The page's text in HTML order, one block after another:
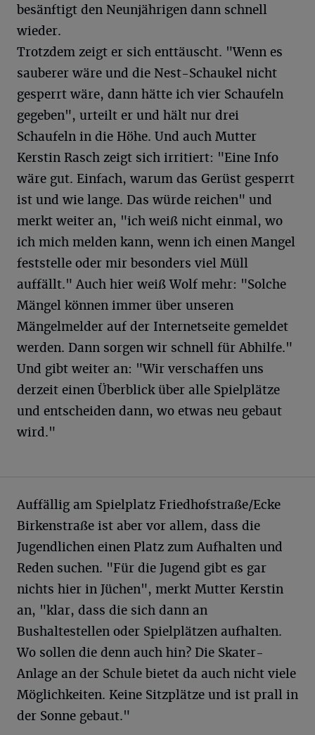
besänftigt den Neunjährigen dann schnell
wieder.
Trotzdem zeigt er sich enttäuscht. "Wenn es
sauberer wäre und die Nest-Schaukel nicht
gesperrt wäre, dann hätte ich vier Schaufeln
gegeben", urteilt er und hält nur drei
Schaufeln in die Höhe. Und auch Mutter
Kerstin Rasch zeigt sich irritiert: "Eine Info
wäre gut. Einfach, warum das Gerüst gesperrt
ist und wie lange. Das würde reichen" und
merkt weiter an, "ich weiß nicht einmal, wo
ich mich melden kann, wenn ich einen Mangel
feststelle oder mir besonders viel Müll
auffällt." Auch hier weiß Wolf mehr: "Solche
Mängel können immer über unseren
Mängelmelder auf der Internetseite gemeldet
werden. Dann sorgen wir schnell für Abhilfe."
Und gibt weiter an: "Wir verschaffen uns
derzeit einen Überblick über alle Spielplätze
und entscheiden dann, wo etwas neu gebaut
wird."
Auffällig am Spielplatz Friedhofstraße/Ecke
Birkenstraße ist aber vor allem, dass die
Jugendlichen einen Platz zum Aufhalten und
Reden suchen. "Für die Jugend gibt es gar
nichts hier in Jüchen", merkt Mutter Kerstin
an, "klar, dass die sich dann an
Bushaltestellen oder Spielplätzen aufhalten.
Wo sollen die denn auch hin? Die Skater-
Anlage an der Schule bietet da auch nicht viele
Möglichkeiten. Keine Sitzplätze und ist prall in
der Sonne gebaut."